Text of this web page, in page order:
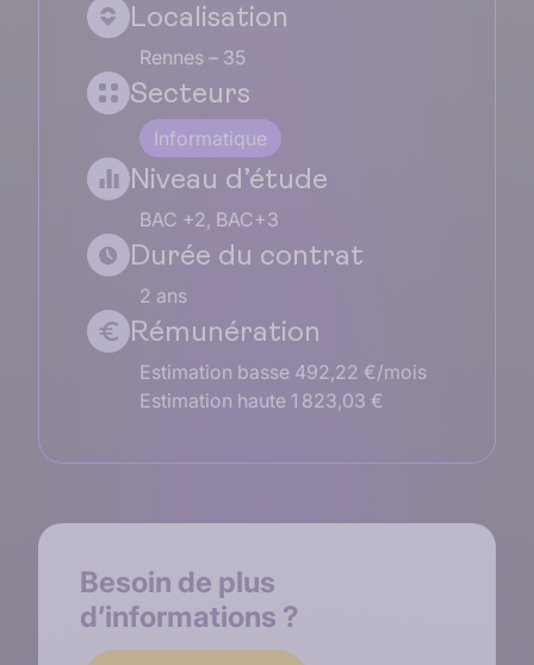
Localisation
Rennes – 35
Secteurs
Informatique
Niveau d’étude
BAC +2 BAC+3
Durée du contrat
2 ans
Rémunération
Estimation basse 492,22 €/mois
Estimation haute 1 823,03 €
Besoin de plus
d’informations ?